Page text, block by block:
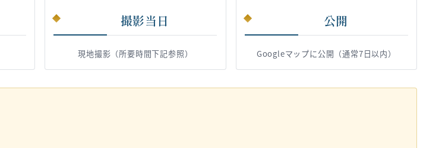
撮影当日
現地撮影（所要時間下記参照）
公開
Googleマップに公開（通常7日以内）